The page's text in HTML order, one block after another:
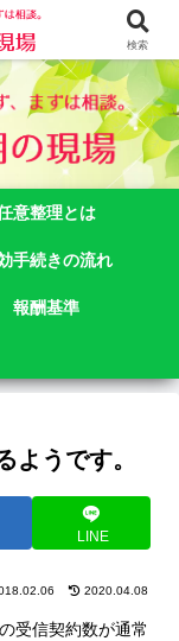
ご相談下さい。 東京都
TEL:03-3356-3750
意整理とは
手続きの流れ
報酬基準
ようです。
LINE
2020.04.08
受信契約数が通常
検索